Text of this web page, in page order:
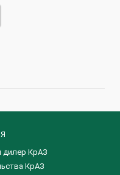
дилер КрАЗ
КрАЗ